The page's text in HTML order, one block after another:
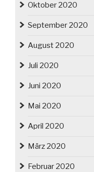
Oktober 2020
September 2020
August 2020
Juli 2020
Juni 2020
Mai 2020
April 2020
März 2020
Februar 2020